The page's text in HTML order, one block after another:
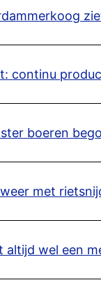
continu
boeren
met
altijd wel een